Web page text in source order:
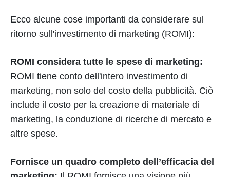
Ecco alcune cose importanti da considerare sul
ritorno sull'investimento di marketing (ROMI):
ROMI considera tutte le spese di marketing:
ROMI tiene conto dell'intero investimento di
marketing, non solo del costo della pubblicità. Ciò
include il costo per la creazione di materiale di
marketing, la conduzione di ricerche di mercato e
altre spese.
Fornisce un quadro completo dell’efficacia del